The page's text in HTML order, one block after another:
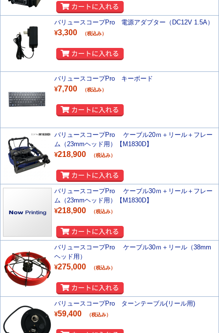
バリュースコープPro 電源アダプター（DC12V 1.5A）
¥3,300 （税込み）
バリュースコープPro キーボード
¥7,700 （税込み）
バリュースコープPro ケーブル20ｍ＋リール＋フレー
ム（23mmヘッド用）【M1830D】
¥218,900 （税込み）
バリュースコープPro ケーブル30ｍ＋リール＋フレー
ム（23mmヘッド用）【M1830D】
¥218,900 （税込み）
バリュースコープPro ケーブル30ｍ＋リール（38mm
ヘッド用）
¥275,000 （税込み）
バリュースコープPro ターンテーブル(リール用)
¥59,400 （税込み）